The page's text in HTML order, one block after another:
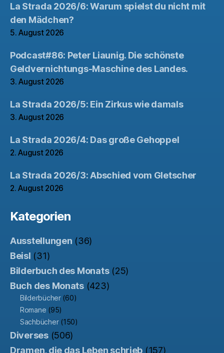
La Strada 2026/6: Warum spielst du nicht mit
den Mädchen?
5. August 2026
Podcast#86: Peter Liaunig. Die schönste
Geldvernichtungs-Maschine des Landes.
3. August 2026
La Strada 2026/5: Ein Zirkus wie damals
3. August 2026
La Strada 2026/4: Das große Gehoppel
2. August 2026
La Strada 2026/3: Abschied vom Gletscher
2. August 2026
Kategorien
Ausstellungen (36)
Beisl (31)
Bilderbuch des Monats(25)
Buch des Monats(423)
Bilderbücher(60)
Romane (95)
Sachbücher(150)
Diverses(506)
Dramen, die das Leben schrieb (157)